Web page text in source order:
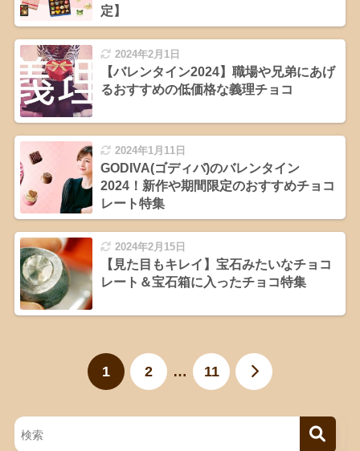
定】
2024年2月1日
【バレンタイン2024】職場や兄弟にあげ
るおすすめの低価格な義理チョコ
2024年1月11日
GODIVA(ゴディバ)のバレンタイン
2024！新作や期間限定のおすすめチョコ
レート特集
2024年2月15日
【見た目もキレイ】宝石みたいなチョコ
レート＆宝石箱に入ったチョコ特集
1 2 … 11